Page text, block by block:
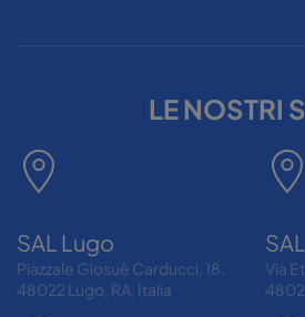
LE NOSTRI
SAL Lugo
Piazzale Giosuè Carducci, 18,
48022 Lugo, RA, Italia
Via